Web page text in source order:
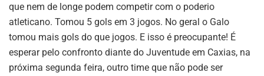
que nem de longe podem competir com o poderio
atleticano. Tomou 5 gols em 3 jogos. No geral o Galo
tomou mais gols do que jogos. E isso é preocupante! É
esperar pelo confronto diante do Juventude em Caxias, na
próxima segunda feira, outro time que não pode ser